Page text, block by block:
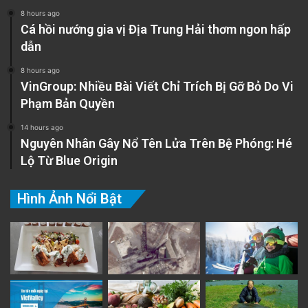
8 hours ago
Cá hồi nướng gia vị Địa Trung Hải thơm ngon hấp
dẫn
8 hours ago
VinGroup: Nhiều Bài Viết Chỉ Trích Bị Gỡ Bỏ Do Vi
Phạm Bản Quyền
14 hours ago
Nguyên Nhân Gây Nổ Tên Lửa Trên Bệ Phóng: Hé
Lộ Từ Blue Origin
Hình Ảnh Nổi Bật